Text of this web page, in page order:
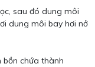
sau đó dung môi
dung môi bay hơi nở
bồn chứa thành